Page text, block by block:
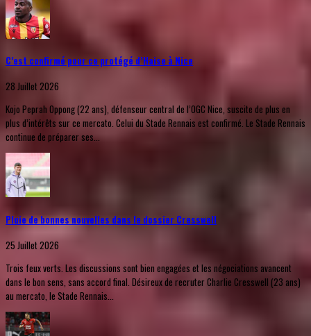
C’est confirmé pour ce protégé d’Haise à Nice
28 Juillet 2026
Kojo Peprah Oppong (22 ans), défenseur central de l’OGC Nice, suscite de plus en
plus d’intérêts sur ce mercato. Celui du Stade Rennais est confirmé. Le Stade Rennais
continue de préparer ses...
Pluie de bonnes nouvelles dans le dossier Cresswell
25 Juillet 2026
Trois feux verts. Les discussions sont bien engagées et les négociations avancent
dans le bon sens, sans accord final. Désireux de recruter Charlie Cresswell (23 ans)
au mercato, le Stade Rennais...